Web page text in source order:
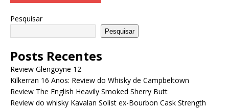
Pesquisar
Pesquisar
Posts Recentes
Review Glengoyne 12
Kilkerran 16 Anos: Review do Whisky de Campbeltown
Review The English Heavily Smoked Sherry Butt
Review do whisky Kavalan Solist ex-Bourbon Cask Strength